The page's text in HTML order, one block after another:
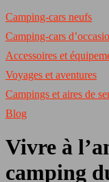
Camping-cars neufs
Camping-cars
Accessoires et
Voyages et aventures
Campings et aires de
Blog
Vivre à
camping